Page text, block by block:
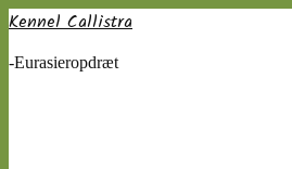
Kennel Callistra
-Eurasieropdræt